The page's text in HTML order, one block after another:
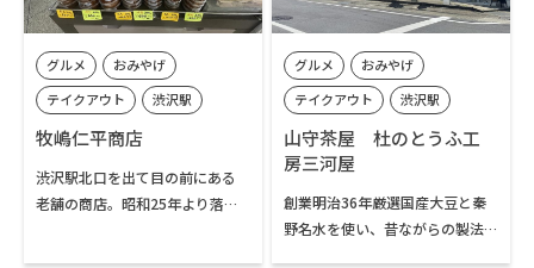
トまで、様々なシーンで楽しめ
蔵見学（予約制）も可能です。
グルメ
おみやげ
テイクアウト
渋沢駅
秦野市内
牧嶋仁平商店
渋沢駅北口を出て目の前にある
老舗の商店。昭和25年より落花
グルメ
おみやげ
テイクアウト
渋沢駅
秦野市内
山守茶屋 杜のとうふ工
房三河屋
創業明治36年厳選国産大豆と秦
野名水を使い、昔ながらの製法